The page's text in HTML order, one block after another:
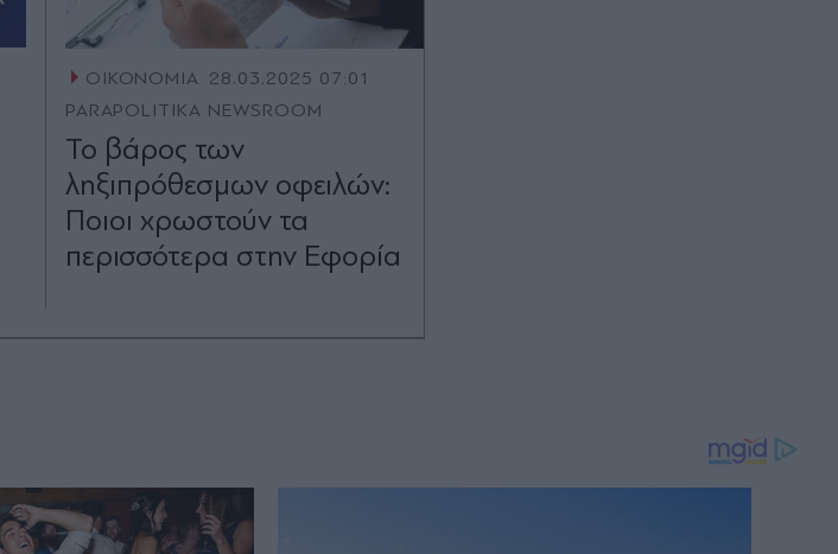
ΟΙΚΟΝΟΜΙΑ 28.03.2025 07:01
PARAPOLITIKA NEWSROOM
Το βάρος των
ληξιπρόθεσμων οφειλών:
Ποιοι χρωστούν τα
περισσότερα στην Εφορία